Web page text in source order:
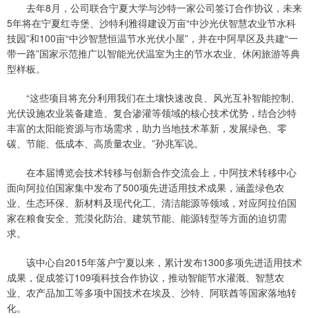
去年8月，公司联合宁夏大学与沙特一家公司签订合作协议，未来
5年将在宁夏红寺堡、沙特利雅得建设万亩“中沙光伏智慧农业节水科
技园”和100亩“中沙智慧恒温节水光伏小屋”，并在中阿旱区及共建“一
带一路”国家示范推广以智能光伏温室为主的节水农业、休闲旅游等典
型样板。
“这些项目将充分利用我们在土壤快速改良、风光互补智能控制、
光伏设施农业装备建造、复合渗灌等领域的核心技术优势，结合沙特
丰富的太阳能资源与市场需求，助力当地技术革新，发展绿色、零
碳、节能、低成本、高质量农业。”孙兆军说。
在本届博览会技术转移与创新合作交流会上，中阿技术转移中心
面向阿拉伯国家集中发布了500项先进适用技术成果，涵盖绿色农
业、生态环保、新材料及现代化工、清洁能源等领域，对应阿拉伯国
家在粮食安全、荒漠化防治、建筑节能、能源转型等方面的迫切需
求。
该中心自2015年落户宁夏以来，累计发布1300多项先进适用技术
成果，促成签订109项科技合作协议，推动智能节水灌溉、智慧农
业、农产品加工等多项中国技术在埃及、沙特、阿联酋等国家落地转
化。